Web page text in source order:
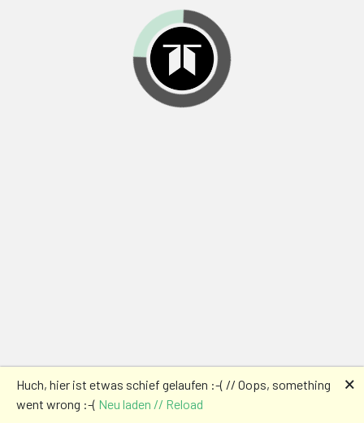
Huch, hier ist etwas schief gelaufen :-( // Oops, something
went wrong :-( Neu laden // Reload
🗙